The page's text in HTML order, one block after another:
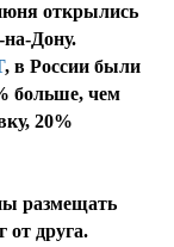
открылись
Дону.
, в России были
больше, чем
20%
размещать
от друга.